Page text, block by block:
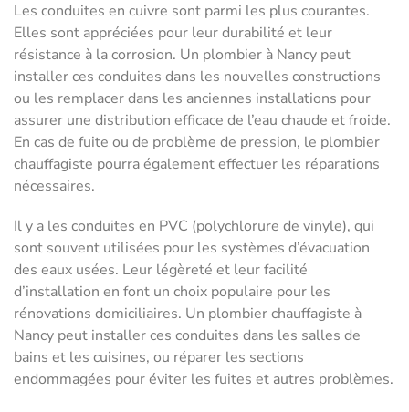
Les conduites en cuivre sont parmi les plus courantes.
Elles sont appréciées pour leur durabilité et leur
résistance à la corrosion. Un plombier à Nancy peut
installer ces conduites dans les nouvelles constructions
ou les remplacer dans les anciennes installations pour
assurer une distribution efficace de l’eau chaude et froide.
En cas de fuite ou de problème de pression, le plombier
chauffagiste pourra également effectuer les réparations
nécessaires.
Il y a les conduites en PVC (polychlorure de vinyle), qui
sont souvent utilisées pour les systèmes d’évacuation
des eaux usées. Leur légèreté et leur facilité
d’installation en font un choix populaire pour les
rénovations domiciliaires. Un plombier chauffagiste à
Nancy peut installer ces conduites dans les salles de
bains et les cuisines, ou réparer les sections
endommagées pour éviter les fuites et autres problèmes.